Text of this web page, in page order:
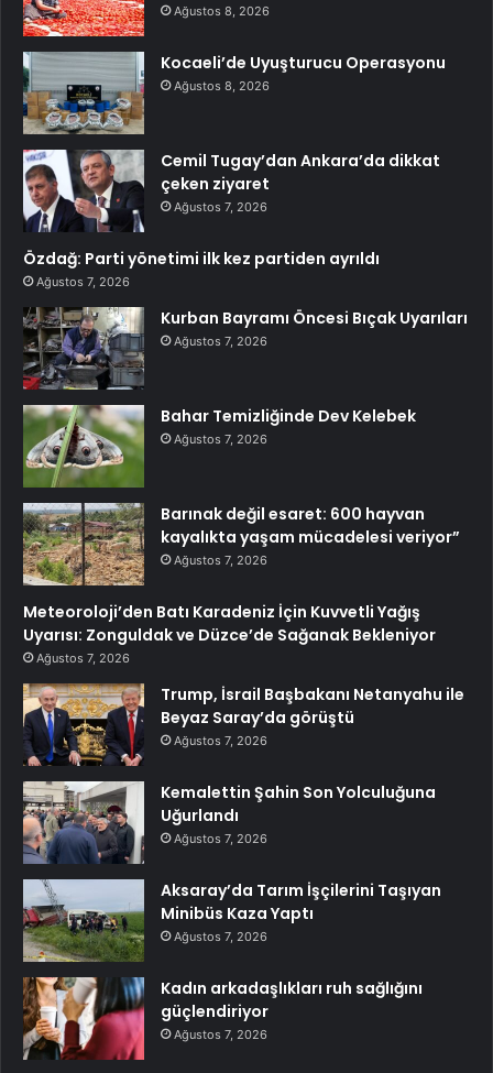
Ağustos 8, 2026
Kocaeli’de Uyuşturucu Operasyonu
Ağustos 8, 2026
Cemil Tugay’dan Ankara’da dikkat
çeken ziyaret
Ağustos 7, 2026
Özdağ: Parti yönetimi ilk kez partiden ayrıldı
Ağustos 7, 2026
Kurban Bayramı Öncesi Bıçak Uyarıları
Ağustos 7, 2026
Bahar Temizliğinde Dev Kelebek
Ağustos 7, 2026
Barınak değil esaret: 600 hayvan
kayalıkta yaşam mücadelesi veriyor”
Ağustos 7, 2026
Meteoroloji’den Batı Karadeniz İçin Kuvvetli Yağış
Uyarısı: Zonguldak ve Düzce’de Sağanak Bekleniyor
Ağustos 7, 2026
Trump, İsrail Başbakanı Netanyahu ile
Beyaz Saray’da görüştü
Ağustos 7, 2026
Kemalettin Şahin Son Yolculuğuna
Uğurlandı
Ağustos 7, 2026
Aksaray’da Tarım İşçilerini Taşıyan
Minibüs Kaza Yaptı
Ağustos 7, 2026
Kadın arkadaşlıkları ruh sağlığını
güçlendiriyor
Ağustos 7, 2026